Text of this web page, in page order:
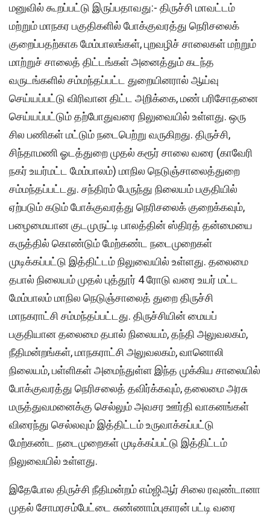
மனுவில் கூறப்பட்டு இருப்பதாவது:- திருச்சி மாவட்டம்
மற்றும் மாநகர பகுதிகளில் போக்குவரத்து நெரிசலைக்
குறைப்பதற்காக மேம்பாலங்கள், புறவழிச் சாலைகள் மற்றும்
மாற்றுச் சாலைத் திட்டங்கள் அனைத்தும் கடந்த
வருடங்களில் சம்மந்தப்பட்ட துறையினரால் ஆய்வு
செய்யப்பட்டு விரிவான திட்ட அறிக்கை, மண் பரிசோதனை
செய்யப்பட்டும் தற்போதுவரை நிலுவையில் உள்ளது. ஒரு
சில பணிகள் மட்டும் நடைபெற்று வருகிறது. திருச்சி,
சிந்தாமணி ஓடத்துறை முதல் கரூர் சாலை வரை (காவேரி
நகர் உயர்மட்ட மேம்பாலம்) மாநில நெடுஞ்சாலைத்துறை
சம்மந்தப்பட்டது. சந்திரம் பேருந்து நிலையம் பகுதியில்
ஏற்படும் கடும் போக்குவரத்து நெரிசலைக் குறைக்கவும்,
பழைமையான குடமுருட்டி பாலத்தின் ஸ்திரத் தன்மையை
கருத்தில் கொண்டும் மேற்கண்ட நடைமுறைகள்
முடிக்கப்பட்டு இத்திட்டம் நிலுவையில் உள்ளது. தலைமை
தபால் நிலையம் முதல் புத்தூர் 4 ரோடு வரை உயர் மட்ட
மேம்பாலம் மாநில நெடுஞ்சாலைத் துறை திருச்சி
மாநகராட்சி சம்மந்தப்பட்டது. திருச்சியின் மையப்
பகுதியான தலைமை தபால் நிலையம், தந்தி அலுவலகம்,
நீதிமன்றங்கள், மாநகராட்சி அலுவலகம், வானொலி
நிலையம், பள்ளிகள் அமைந்துள்ள இந்த முக்கிய சாலையில்
போக்குவரத்து நெரிசலைத் தவிர்க்கவும், தலைமை அரசு
மருத்துவமனைக்கு செல்லும் அவசர ஊர்தி வாகனங்கள்
விரைந்து செல்லவும் இத்திட்டம் உருவாக்கப்பட்டு
மேற்கண்ட நடைமுறைகள் முடிக்கப்பட்டு இத்திட்டம்
நிலுவையில் உள்ளது.
இதேபோல திருச்சி நீதிமன்றம் எம்ஜிஆர் சிலை ரவுண்டானா
முதல் சோமரசம்பேட்டை சுண்ணாம்புகாரன் பட்டி வரை